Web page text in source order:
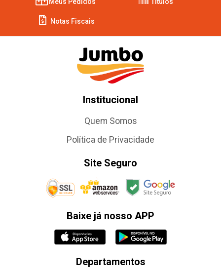
Notas Fiscais
Institucional
Quem Somos
Política de Privacidade
Site Seguro
Baixe já nosso APP
Departamentos